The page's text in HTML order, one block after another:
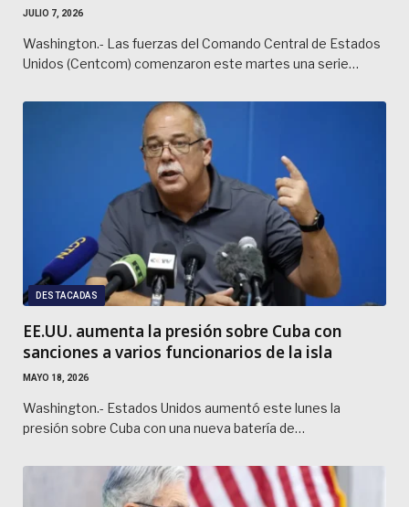
JULIO 7, 2026
Washington.- Las fuerzas del Comando Central de Estados
Unidos (Centcom) comenzaron este martes una serie…
DESTACADAS
EE.UU. aumenta la presión sobre Cuba con
sanciones a varios funcionarios de la isla
MAYO 18, 2026
Washington.- Estados Unidos aumentó este lunes la
presión sobre Cuba con una nueva batería de…